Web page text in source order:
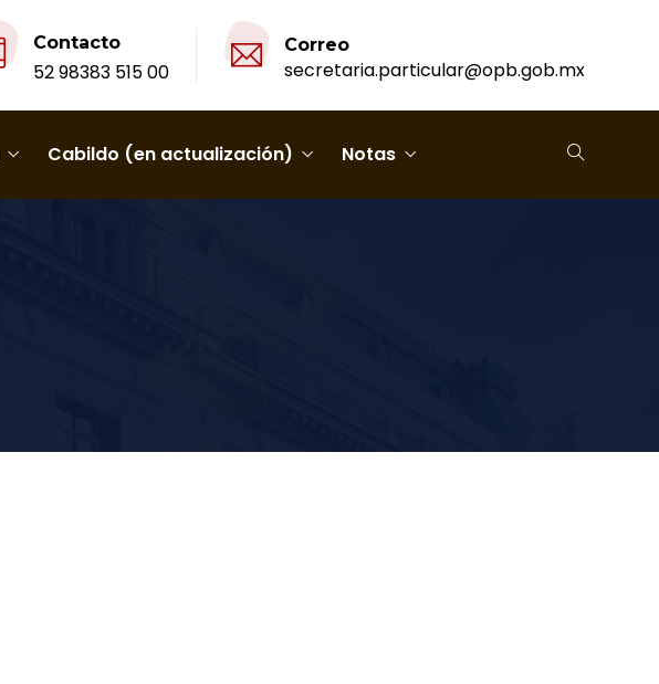
Contacto
52 98383 515 00
Correo
secretaria.particular@opb.gob.mx
Cabildo (en actualización) Notas